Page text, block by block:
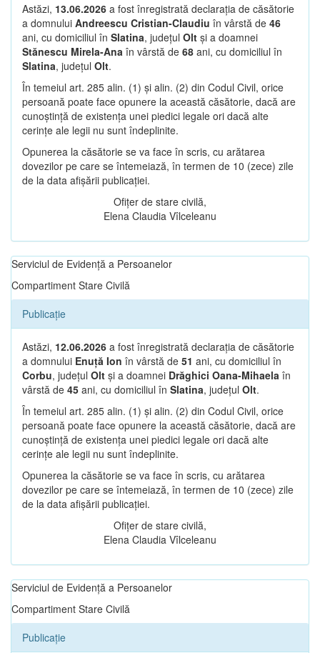
Astăzi, 13.06.2026 a fost înregistrată declarația de căsătorie
a domnului Andreescu Cristian-Claudiu în vârstă de 46
ani, cu domiciliul în Slatina, județul Olt și a doamnei
Stănescu Mirela-Ana în vârstă de 68 ani, cu domiciliul în
Slatina, județul Olt.
În temeiul art. 285 alin. (1) și alin. (2) din Codul Civil, orice
persoană poate face opunere la această căsătorie, dacă are
cunoștință de existența unei piedici legale ori dacă alte
cerințe ale legii nu sunt îndeplinite.
Opunerea la căsătorie se va face în scris, cu arătarea
dovezilor pe care se întemeiază, în termen de 10 (zece) zile
de la data afișării publicației.
Ofițer de stare civilă,
Elena Claudia Vîlceleanu
Serviciul de Evidență a Persoanelor
Compartiment Stare Civilă
Publicație
Astăzi, 12.06.2026 a fost înregistrată declarația de căsătorie
a domnului Enuță Ion în vârstă de 51 ani, cu domiciliul în
Corbu, județul Olt și a doamnei Drăghici Oana-Mihaela în
vârstă de 45 ani, cu domiciliul în Slatina, județul Olt.
În temeiul art. 285 alin. (1) și alin. (2) din Codul Civil, orice
persoană poate face opunere la această căsătorie, dacă are
cunoștință de existența unei piedici legale ori dacă alte
cerințe ale legii nu sunt îndeplinite.
Opunerea la căsătorie se va face în scris, cu arătarea
dovezilor pe care se întemeiază, în termen de 10 (zece) zile
de la data afișării publicației.
Ofițer de stare civilă,
Elena Claudia Vîlceleanu
Serviciul de Evidență a Persoanelor
Compartiment Stare Civilă
Publicație